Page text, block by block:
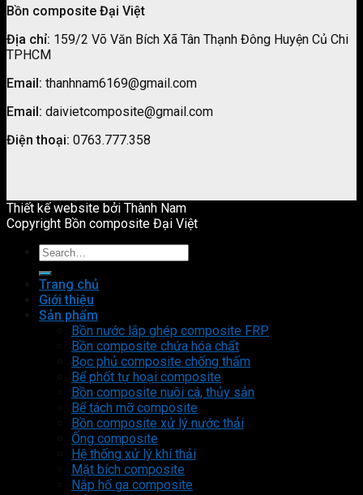
Bồn composite Đại Việt
Địa chỉ: 159/2 Võ Văn Bích Xã Tân Thạnh Đông Huyện Củ Chi
TPHCM
Email: thanhnam6169@gmail.com
Email: daivietcomposite@gmail.com
Điện thoại: 0763.777.358
Thiết kế website bởi Thành Nam
Copyright Bồn composite Đại Việt
Trang chủ
Giới thiệu
Sản phẩm
Bồn nước lắp ghép composite FRP
Bồn composite chứa hóa chất
Bọc phủ composite chống thấm
Bể phốt tự hoại composite
Bồn composite nuôi cá, thủy sản
Bể tách mỡ composite
Bồn composite xử lý nước thải
Ống composite
Hệ thống xử lý khí thải
Mặt bích composite
Nắp hố ga composite